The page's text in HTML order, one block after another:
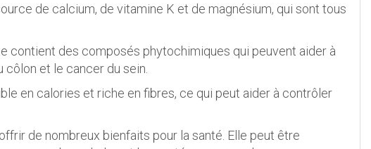
de calcium, de vitamine K et de magnésium, qui sont tous
contient des composés phytochimiques qui peuvent aider à
et le cancer du sein.
en calories et riche en fibres, ce qui peut aider à contrôler
de nombreux bienfaits pour la santé. Elle peut être